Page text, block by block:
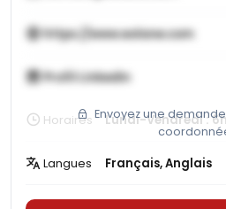
https://www.eolane.com
Profil LinkedIn
Envoyez une
Horaires Lundi-Vendredi :
Langues Français, Anglais